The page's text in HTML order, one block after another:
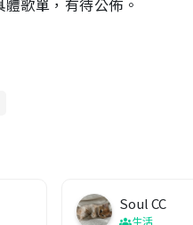
歌單，有待公佈。
Soul CC
生活